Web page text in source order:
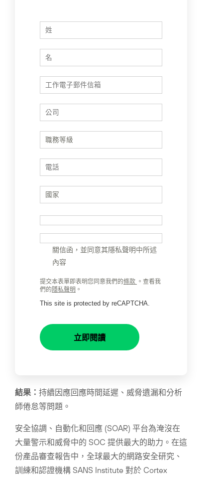
大量的 SOC 數據已超出安全團隊所能負荷
結果： 持續因應回應時間延遲、威脅遺漏和分析
師倦怠等問題。
安全協調、自動化和回應 (SOAR) 平台為淹沒在
大量警示和威脅中的 SOC 提供最大的助力。在這
份產品審查報告中，全球最大的網路安全研究、
訓練和認證機構 SANS Institute 對於 Cortex
關信函，並同意其隱私聲明中所述
內容
提交本表單即表明您同意我們的條款 。查看我
們的 隱私聲明 。
This site is protected by reCAPTCHA.
立即閱讀